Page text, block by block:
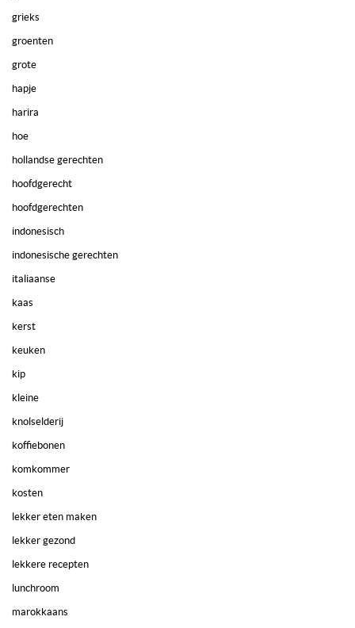
grieks
groenten
grote
hapje
harira
hoe
hollandse gerechten
hoofdgerecht
hoofdgerechten
indonesisch
indonesische gerechten
italiaanse
kaas
kerst
keuken
kip
kleine
knolselderij
koffiebonen
komkommer
kosten
lekker eten maken
lekker gezond
lekkere recepten
lunchroom
marokkaans